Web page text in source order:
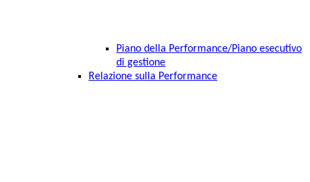
Piano della Performance/Piano esecutivo
di gestione
Relazione sulla Performance